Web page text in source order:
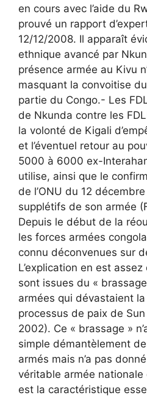
en cours avec l’aide du
prouvé un rapport
12/12/2008. Il apparaît
ethnique avancé par
présence armée au Kivu
masquant la convoitise
partie du Congo.- Les
de Nkunda contre les
la volonté de Kigali
et l’éventuel retour au
5000 à 6000 ex-
utilise, ainsi que le
de l’ONU du 12
supplétifs de son armée
Depuis le début de la
les forces armées
connu déconvenues sur
L’explication en est
sont issues du «
armées qui dévastaient
processus de paix de
2002). Ce « brassage »
simple démantèlement
armés mais n’a pas
véritable armée nationale
est la caractéristique